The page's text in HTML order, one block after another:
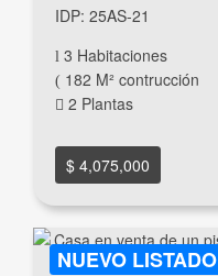
IDP: 25AS-21
3 Habitaciones
182 M² contrucción
2 Plantas
$ 4,075,000
NUEVO LISTADO